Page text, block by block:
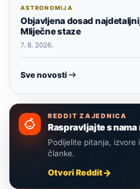
ASTRONOMIJA
Objavljena dosad
Mliječne staze
7. 8. 2026.
Sve novosti
REDDIT ZAJEDNICA
Raspravljajte s
Podijelite pitanja, izvore
članke.
Otvori Reddit